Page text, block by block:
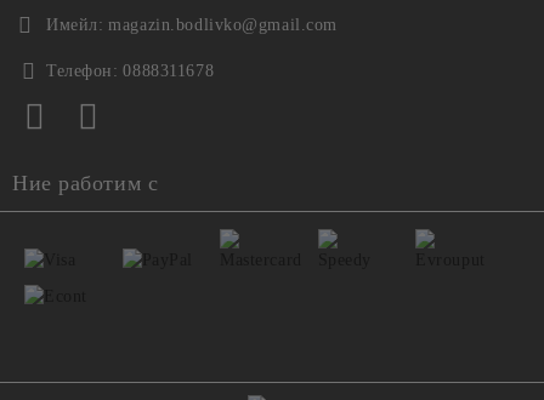
Имейл: magazin.bodlivko@gmail.com
Телефон: 0888311678
Ние работим с